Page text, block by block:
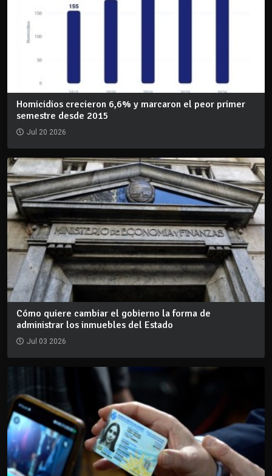
Homicidios crecieron 6,6% y marcaron el peor primer
semestre desde 2015
Jul 20 2026
Cómo quiere cambiar el gobierno la forma de
administrar los inmuebles del Estado
Jul 03 2026